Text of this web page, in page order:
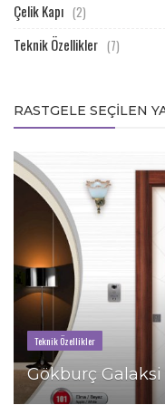
Çelik Kapı (2)
Teknik Özellikler (7)
RASTGELE SEÇILEN
Teknik Özellikler
Gökburç